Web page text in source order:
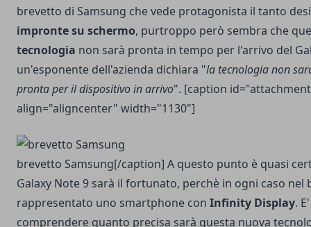
brevetto di Samsung che vede protagonista il tanto
impronte su schermo, purtroppo però sembra che
tecnologia non sarà pronta in tempo per l'arrivo del
un'esponente dell'azienda dichiara "la tecnologia non
pronta per il dispositivo in arrivo". [caption
align="aligncenter" width="1130"]
brevetto Samsung[/caption] A questo punto è quasi
Galaxy Note 9 sarà il fortunato, perchè in ogni caso nel
rappresentato uno smartphone con Infinity Display.
comprendere quanto precisa sarà questa nuova